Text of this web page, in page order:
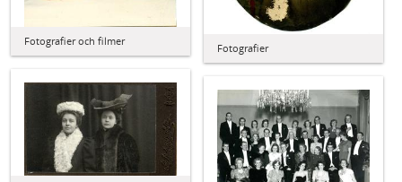
Fotografier
Fotografier och filmer